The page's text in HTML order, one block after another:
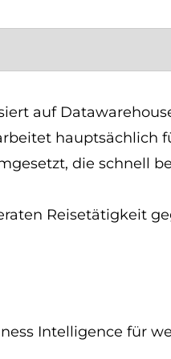
auf
hauptsächlich
die schnell
Reisetätigkeit
Intelligence für